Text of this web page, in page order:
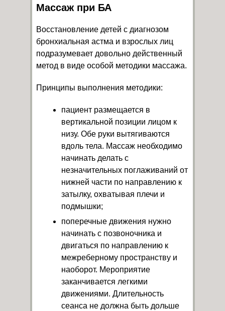
Массаж при БА
Восстановление детей с диагнозом
бронхиальная астма и взрослых лиц
подразумевает довольно действенный
метод в виде особой методики массажа.
Принципы выполнения методики:
пациент размещается в
вертикальной позиции лицом к
низу. Обе руки вытягиваются
вдоль тела. Массаж необходимо
начинать делать с
незначительных поглаживаний от
нижней части по направлению к
затылку, охватывая плечи и
подмышки;
поперечные движения нужно
начинать с позвоночника и
двигаться по направлению к
межреберному пространству и
наоборот. Мероприятие
заканчивается легкими
движениями. Длительность
сеанса не должна быть дольше